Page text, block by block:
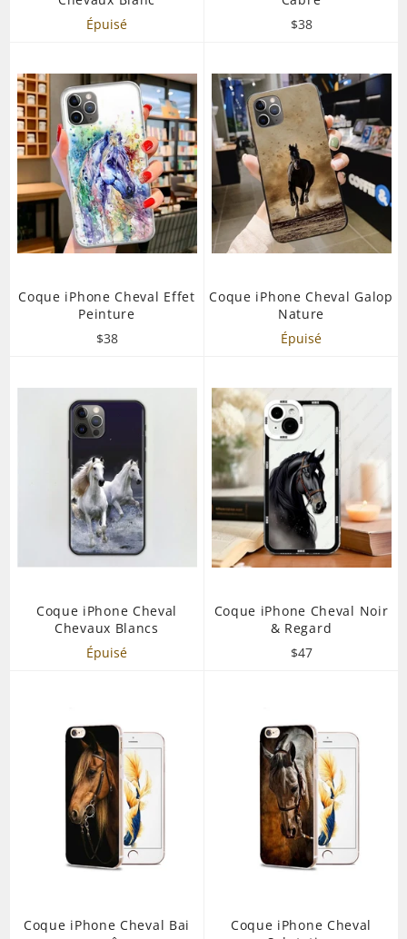
Épuisé
Prix
$38
Coque iPhone Cheval Effet
Peinture
Prix
$38
Coque iPhone Cheval Galop
Nature
Épuisé
Coque iPhone Cheval
Chevaux Blancs
Épuisé
Coque iPhone Cheval Noir
& Regard
Prix
$47
Coque iPhone Cheval Bai
Coque iPhone Cheval